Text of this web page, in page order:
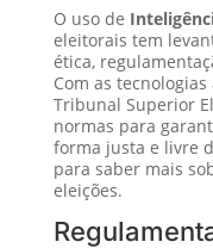
O uso de
eleitorais tem
ética,
Com as
Tribunal Superior
normas para
forma justa e livre
para saber mais
eleições.